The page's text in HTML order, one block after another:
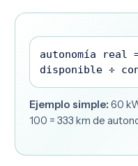
autonomía
disponible ÷
Ejemplo simple: 60
100 = 333 km de